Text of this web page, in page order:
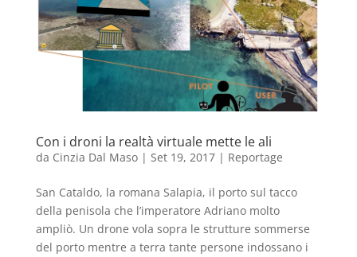
Con i droni la realtà virtuale mette le ali
da Cinzia Dal Maso| Set 19, 2017| Reportage
San Cataldo, la romana Salapia, il porto sul tacco
della penisola che l’imperatore Adriano molto
ampliò. Un drone vola sopra le strutture sommerse
del porto mentre a terra tante persone indossano i